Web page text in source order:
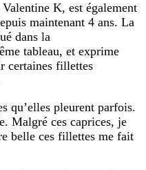
K, est également
maintenant 4 ans. La
dans la
tableau, et exprime
certaines fillettes
qu’elles pleurent parfois.
Malgré ces caprices, je
belle ces fillettes me fait